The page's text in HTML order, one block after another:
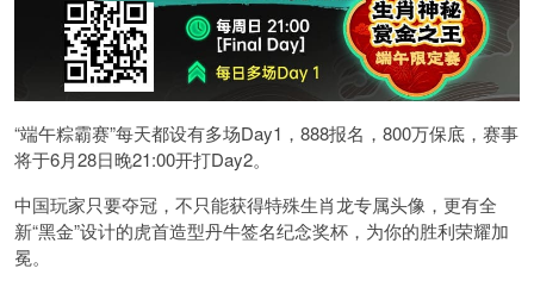
“端午粽霸赛”每天都设有多场Day1，888报名，800万保底，赛事
将于6月28日晚21:00开打Day2。
中国玩家只要夺冠，不只能获得特殊生肖龙专属头像，更有全
新“黑金”设计的虎首造型丹牛签名纪念奖杯，为你的胜利荣耀加
冕。